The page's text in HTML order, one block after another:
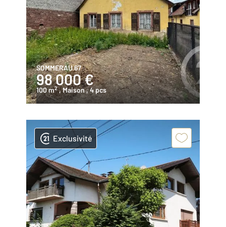
SOMMERAU 67
98 000 €
100 m2 , Maison, 4 pcs
Exclusivité